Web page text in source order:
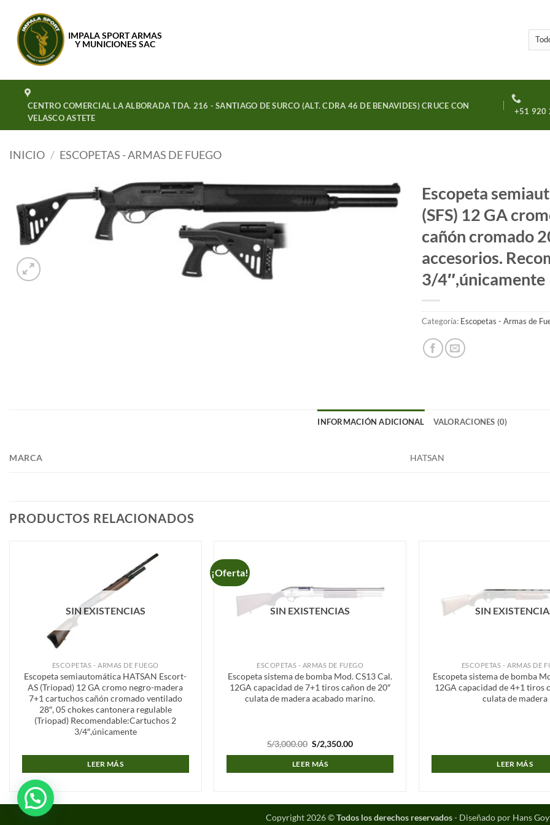
contenido
IMPALA SPORT ARMAS
Y MUNICIONES SAC
CENTRO COMERCIAL LA ALBORADA TDA. 216 - SANTIAGO DE SURCO (ALT. CDRA 46 DE BENAVIDES) CRUCE CON
VELASCO ASTETE
+51 920
INICIO / ESCOPETAS - ARMAS DE FUEGO
Escopeta
(SFS) 12 GA
cañón cromado
accesorios.
3/4″,únicamente
Categoría: Escopetas - Armas de
INFORMACIÓN ADICIONAL VALORACIONES (0)
MARCA HATSAN
PRODUCTOS RELACIONADOS
SIN EXISTENCIAS
ESCOPETAS - ARMAS DE FUEGO
Escopeta semiautomática HATSAN Escort-
AS (Triopad) 12 GA cromo negro-madera
7+1 cartuchos cañón cromado ventilado
28″, 05 chokes cantonera regulable
(Triopad) Recomendable:Cartuchos 2
3/4″,únicamente
LEER MÁS
¡Oferta!
a la
SIN EXISTENCIAS
ESCOPETAS - ARMAS DE FUEGO
Escopeta sistema de bomba Mod. CS13 Cal.
12GA capacidad de 7+1 tiros cañon de 20″
culata de madera acabado marino.
S/3,000.00 El
precio
original
era:
S/2,350.00El
LEER MÁS
SIN
ESCOPETAS - ARMAS DE
Escopeta sistema de bomba
12GA capacidad de 4+1 tiros
culata de madera
LEER MÁS
Copyright 2026 ©Todos los derechos reservados- Diseñado por Hans